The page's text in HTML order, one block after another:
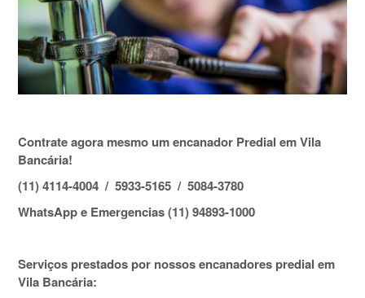
Contrate agora mesmo um encanador Predial em Vila
Bancária!
(11) 4114-4004 / 5933-5165 / 5084-3780
WhatsApp e Emergencias (11) 94893-1000
Serviços prestados por nossos encanadores predial em
Vila Bancária: